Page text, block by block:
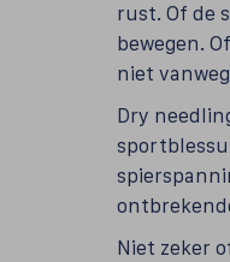
rust. Of de
bewegen.
niet
Dry
Niet zeker